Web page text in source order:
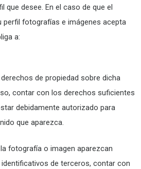
que desee. En el caso de que el
perfil fotografías e imágenes acepta
a:
de propiedad sobre dicha
contar con los derechos suficientes
debidamente autorizado para
que aparezca.
fotografía o imagen aparezcan
de terceros, contar con